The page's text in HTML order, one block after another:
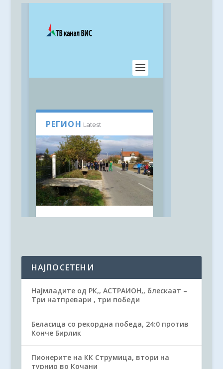
НАЈПОСЕТЕНИ
Најмладите од РК,, АСТРАИОН,, блескаат –
Три натпревари , три победи
Беласица со рекордна победа, 24:0 против
Конче Бирлик
Пионерите на КК Струмица, втори на
турнир во Кочани